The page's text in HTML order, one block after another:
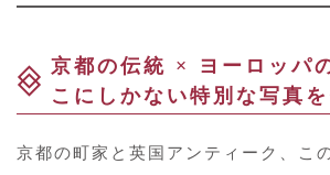
京都の伝統 × ヨーロッパ
こにしかない特別な写真を
京都の町家と英国アンティーク、こ